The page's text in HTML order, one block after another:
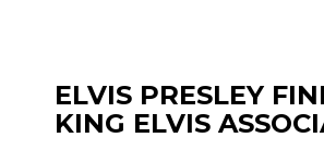
ELVIS PRESLEY
KING ELVIS